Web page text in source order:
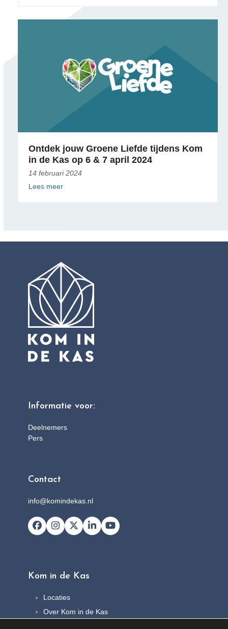
Ontdek jouw Groene Liefde tijdens Kom
in de Kas op 6 & 7 april 2024
14 februari 2024
Lees meer
Informatie voor:
Deelnemers
Pers
Contact
info@komindekas.nl
Facebook
Instagram
X LinkedInYouTube
Kom in de Kas
Locaties
Over Kom in de Kas